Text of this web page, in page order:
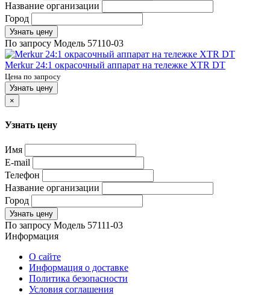
Название организации
Город
Узнать цену
По запросу Модель 57110-03
Merkur 24:1 окрасочный аппарат на тележке XTR DT
Цена по запросу
Узнать цену
×
Узнать цену
Имя
E-mail
Телефон
Название организации
Город
Узнать цену
По запросу Модель 57111-03
Информация
О сайте
Информация о доставке
Политика безопасности
Условия соглашения